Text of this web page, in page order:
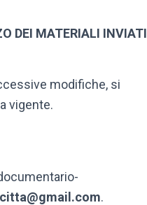
DEI MATERIALI INVIATI
modifiche, si
vigente.
.